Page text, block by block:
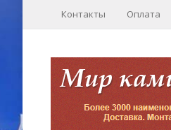
Контакты Оплата